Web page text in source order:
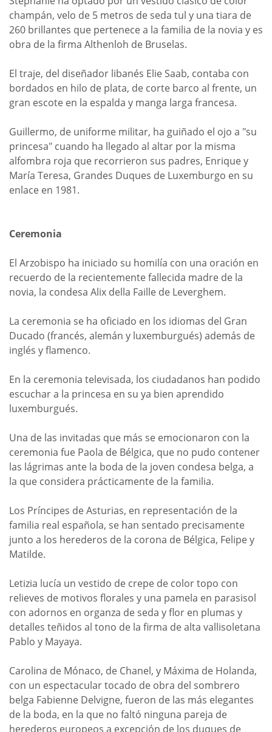
champán, velo de 5 metros de seda tul y una tiara de
260 brillantes que pertenece a la familia de la novia y es
obra de la firma Althenloh de Bruselas.
El traje, del diseñador libanés Elie Saab, contaba con
bordados en hilo de plata, de corte barco al frente, un
gran escote en la espalda y manga larga francesa.
Guillermo, de uniforme militar, ha guiñado el ojo a "su
princesa" cuando ha llegado al altar por la misma
alfombra roja que recorrieron sus padres, Enrique y
María Teresa, Grandes Duques de Luxemburgo en su
enlace en 1981.
Ceremonia
El Arzobispo ha iniciado su homilía con una oración en
recuerdo de la recientemente fallecida madre de la
novia, la condesa Alix della Faille de Leverghem.
La ceremonia se ha oficiado en los idiomas del Gran
Ducado (francés, alemán y luxemburgués) además de
inglés y flamenco.
En la ceremonia televisada, los ciudadanos han podido
escuchar a la princesa en su ya bien aprendido
luxemburgués.
Una de las invitadas que más se emocionaron con la
ceremonia fue Paola de Bélgica, que no pudo contener
las lágrimas ante la boda de la joven condesa belga, a
la que considera prácticamente de la familia.
Los Príncipes de Asturias, en representación de la
familia real española, se han sentado precisamente
junto a los herederos de la corona de Bélgica, Felipe y
Matilde.
Letizia lucía un vestido de crepe de color topo con
relieves de motivos florales y una pamela en parasisol
con adornos en organza de seda y flor en plumas y
detalles teñidos al tono de la firma de alta vallisoletana
Pablo y Mayaya.
Carolina de Mónaco, de Chanel, y Máxima de Holanda,
con un espectacular tocado de obra del sombrero
belga Fabienne Delvigne, fueron de las más elegantes
de la boda, en la que no faltó ninguna pareja de
herederos europeos a excepción de los duques de